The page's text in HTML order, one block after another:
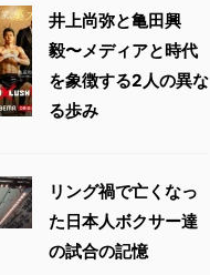
井上尚弥と亀田興
毅〜メディアと時代
を象徴する2人の異な
る歩み
リング禍で亡くなっ
た日本人ボクサー達
の試合の記憶